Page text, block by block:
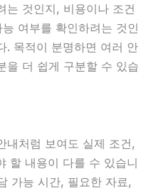
는 것인지, 비용이나 조건
여부를 확인하려는 것인
. 목적이 분명하면 여러 안
을 더 쉽게 구분할 수 있습
내처럼 보여도 실제 조건,
할 내용이 다를 수 있습니
가능 시간, 필요한 자료,